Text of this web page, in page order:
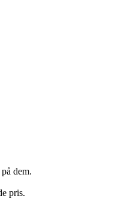
dem.
pris.